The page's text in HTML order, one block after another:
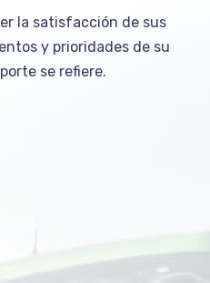
la satisfacción de sus
y prioridades de su
se refiere.